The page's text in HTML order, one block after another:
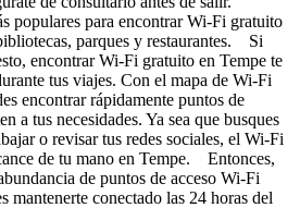
populares para encontrar Wi-Fi gratuito
parques y restaurantes. Si
encontrar Wi-Fi gratuito en Tempe te
tus viajes. Con el mapa de Wi-Fi
encontrar rápidamente puntos de
a tus necesidades. Ya sea que busques
o revisar tus redes sociales, el Wi-Fi
de tu mano en Tempe. Entonces,
de puntos de acceso Wi-Fi
mantenerte conectado las 24 horas del